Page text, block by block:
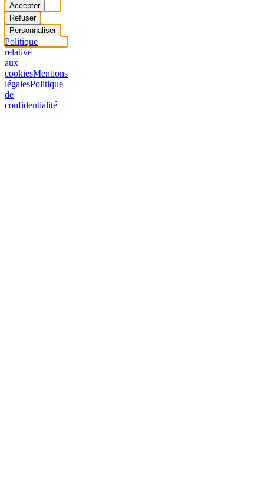
Accepter
Refuser
Personnaliser
Politique
relative
aux
cookiesMentions
légalesPolitique
de
confidentialité